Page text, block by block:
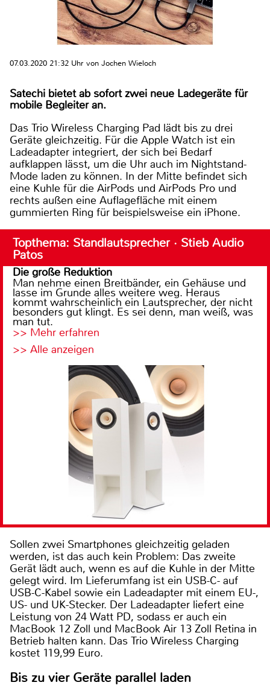
07.03.2020 21:32 Uhr von Jochen Wieloch
Satechi bietet ab sofort zwei neue Ladegeräte für
mobile Begleiter an.
Das Trio Wireless Charging Pad lädt bis zu drei
Geräte gleichzeitig. Für die Apple Watch ist ein
Ladeadapter integriert, der sich bei Bedarf
aufklappen lässt, um die Uhr auch im Nightstand-
Mode laden zu können. In der Mitte befindet sich
eine Kuhle für die AirPods und AirPods Pro und
rechts außen eine Auflagefläche mit einem
gummierten Ring für beispielsweise ein iPhone.
Topthema: Standlautsprecher · Stieb Audio
Patos
Die große Reduktion
Man nehme einen Breitbänder, ein Gehäuse und
lasse im Grunde alles weitere weg. Heraus
kommt wahrscheinlich ein Lautsprecher, der nicht
besonders gut klingt. Es sei denn, man weiß, was
man tut.
>> Mehr erfahren
>> Alle anzeigen
Sollen zwei Smartphones gleichzeitig geladen
werden, ist das auch kein Problem: Das zweite
Gerät lädt auch, wenn es auf die Kuhle in der Mitte
gelegt wird. Im Lieferumfang ist ein USB-C- auf
USB-C-Kabel sowie ein Ladeadapter mit einem EU-,
US- und UK-Stecker. Der Ladeadapter liefert eine
Leistung von 24 Watt PD, sodass er auch ein
MacBook 12 Zoll und MacBook Air 13 Zoll Retina in
Betrieb halten kann. Das Trio Wireless Charging
kostet 119,99 Euro.
Bis zu vier Geräte parallel laden